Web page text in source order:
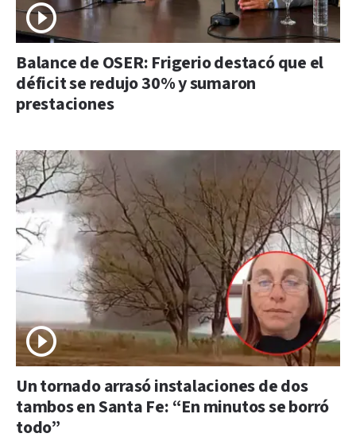
Balance de OSER: Frigerio destacó que el
déficit se redujo 30% y sumaron
prestaciones
Un tornado arrasó instalaciones de dos
tambos en Santa Fe: “En minutos se borró
todo”